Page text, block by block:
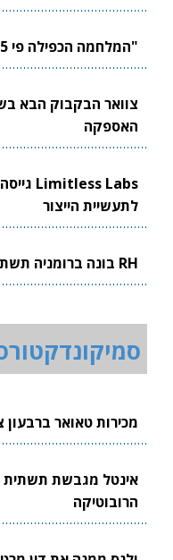
"המלחמה הכפילה פי 5 את שוק הייצור המיידי"
האספקה
לתעשיית הייצור
RH בונה ברומניה תשתית ייצור ביטחוני ישראלית
מכירות טאואר ברבעון
אינטל מגבשת תשתית
הרובוטיקה